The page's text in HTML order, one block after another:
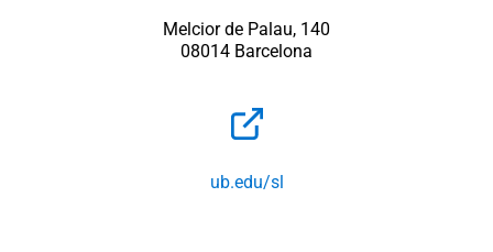
Melcior de Palau, 140
08014 Barcelona
ub.edu/sl